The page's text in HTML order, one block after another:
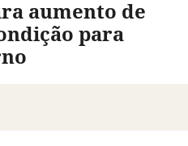
aumento de
para